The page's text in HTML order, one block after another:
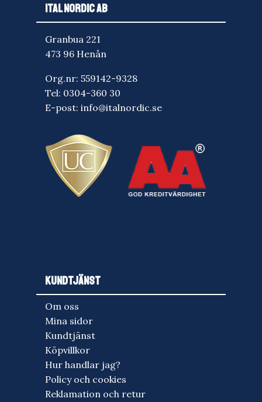
ITAL NORDIC AB
Granbua 221
473 96 Henån
Org.nr: 559142-9328
Tel: 0304-360 30
E-post: info@italnordic.se
KUNDTJÄNST
Om oss
Mina sidor
Kundtjänst
Köpvillkor
Hur handlar jag?
Policy och cookies
Reklamation och retur